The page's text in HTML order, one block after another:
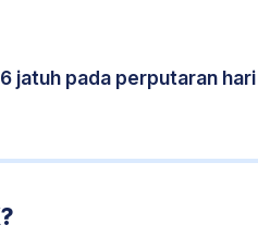
jatuh pada perputaran